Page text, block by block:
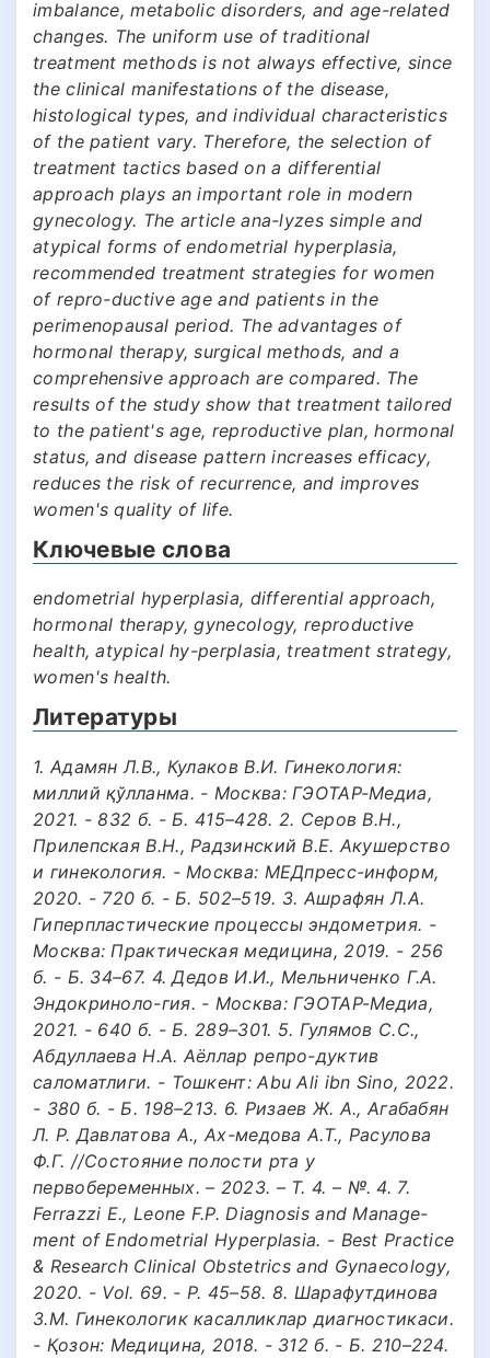
imbalance, metabolic disorders, and age-related
changes. The uniform use of traditional
treatment methods is not always effective, since
the clinical manifestations of the disease,
histological types, and individual characteristics
of the patient vary. Therefore, the selection of
treatment tactics based on a differential
approach plays an important role in modern
gynecology. The article ana-lyzes simple and
atypical forms of endometrial hyperplasia,
recommended treatment strategies for women
of repro-ductive age and patients in the
perimenopausal period. The advantages of
hormonal therapy, surgical methods, and a
comprehensive approach are compared. The
results of the study show that treatment tailored
to the patient's age, reproductive plan, hormonal
status, and disease pattern increases efficacy,
reduces the risk of recurrence, and improves
women's quality of life.
Ключевые слова
endometrial hyperplasia, differential approach,
hormonal therapy, gynecology, reproductive
health, atypical hy-perplasia, treatment strategy,
women's health.
Литературы
1. Адамян Л.В., Кулаков В.И. Гинекология:
миллий қўлланма. - Москва: ГЭОТАР-Медиа,
2021. - 832 б. - Б. 415–428. 2. Серов В.Н.,
Прилепская В.Н., Радзинский В.Е. Акушерство
и гинекология. - Москва: МЕДпресс-информ,
2020. - 720 б. - Б. 502–519. 3. Ашрафян Л.А.
Гиперпластические процессы эндометрия. -
Москва: Практическая медицина, 2019. - 256
б. - Б. 34–67. 4. Дедов И.И., Мельниченко Г.А.
Эндокриноло-гия. - Москва: ГЭОТАР-Медиа,
2021. - 640 б. - Б. 289–301. 5. Гулямов С.С.,
Абдуллаева Н.А. Аёллар репро-дуктив
саломатлиги. - Тошкент: Abu Ali ibn Sino, 2022.
- 380 б. - Б. 198–213. 6. Ризаев Ж. А., Агабабян
Л. Р. Давлатова А., Ах-медова А.Т., Расулова
Ф.Г. //Состояние полости рта у
первобеременных. – 2023. – Т. 4. – №. 4. 7.
Ferrazzi E., Leone F.P. Diagnosis and Manage-
ment of Endometrial Hyperplasia. - Best Practice
& Research Clinical Obstetrics and Gynaecology,
2020. - Vol. 69. - P. 45–58. 8. Шарафутдинова
З.М. Гинекологик касалликлар диагностикаси.
- Қозон: Медицина, 2018. - 312 б. - Б. 210–224.